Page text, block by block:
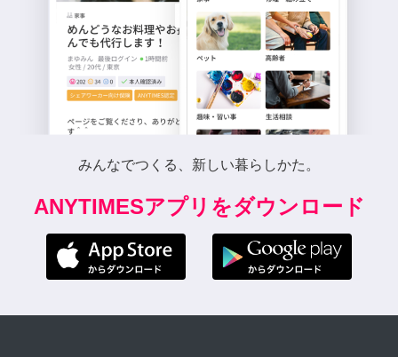
みんなでつくる、新しい暮らしかた。
ANYTIMESアプリをダウンロード